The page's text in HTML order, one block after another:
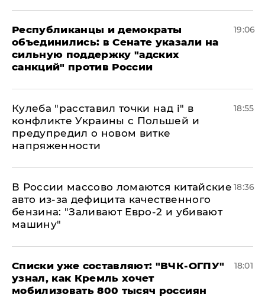
Республиканцы и демократы
объединились: в Сенате указали на
сильную поддержку "адских
санкций" против России
19:06
Кулеба "расставил точки над і" в
конфликте Украины с Польшей и
предупредил о новом витке
напряженности
18:55
В России массово ломаются китайские
авто из-за дефицита качественного
бензина: "Заливают Евро-2 и убивают
машину"
18:36
Списки уже составляют: "ВЧК-ОГПУ"
узнал, как Кремль хочет
мобилизовать 800 тысяч россиян
18:01